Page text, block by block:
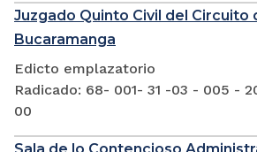
Juzgado Quinto Civil del Circuito
Bucaramanga
Edicto emplazatorio
Radicado: 68- 001- 31 -03 - 005 -
00